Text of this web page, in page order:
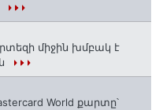
միջին խմբակ է
World քարտը՝